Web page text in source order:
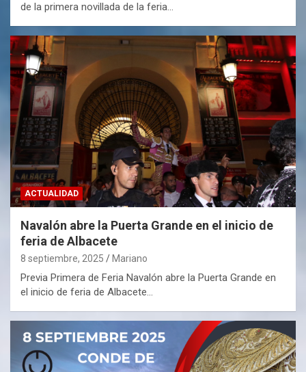
de la primera novillada de la feria…
ACTUALIDAD
Navalón abre la Puerta Grande en el inicio de
feria de Albacete
8 septiembre, 2025 Mariano
Previa Primera de Feria Navalón abre la Puerta Grande en
el inicio de feria de Albacete…